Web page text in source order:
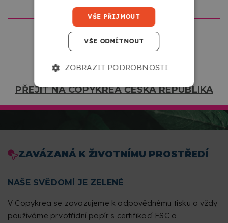
PŘEJÍT NA COPYKREA ČESKÁ REPUBLIKA
ZAVÁZANÁ K ŽIVOTNÍMU PROSTŘEDÍ
NAŠE SVĚDOMÍ JE ZELENÉ
V Copykrea se zavazujeme k odpovědnému tisku a vždy
používáme prvotřídní papír s certifikací FSC a
VŠE PŘIJMOUT
VŠE ODMÍTNOUT
ZOBRAZIT PODROBNOSTI